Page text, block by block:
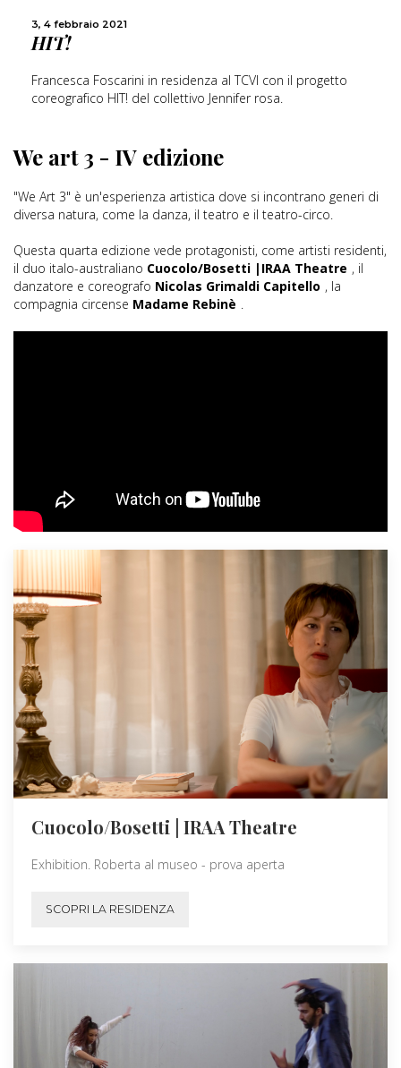
3, 4 febbraio 2021
HIT!
Francesca Foscarini in residenza al TCVI con il progetto
coreografico HIT! del collettivo Jennifer rosa.
We art 3 - IV edizione
"We Art 3" è un'esperienza artistica dove si incontrano generi di
diversa natura, come la danza, il teatro e il teatro-circo.
Questa quarta edizione vede protagonisti, come artisti residenti,
il duo italo-australiano Cuocolo/Bosetti |IRAA Theatre , il
danzatore e coreografo Nicolas Grimaldi Capitello , la
compagnia circense Madame Rebinè
Cuocolo/Bosetti | IRAA Theatre
Exhibition. Roberta al museo - prova aperta
SCOPRI LA RESIDENZA